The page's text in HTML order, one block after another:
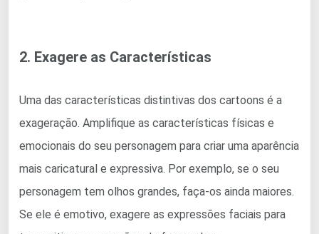
2. Exagere as Características
Uma das características distintivas dos cartoons é a
exageração. Amplifique as características físicas e
emocionais do seu personagem para criar uma aparência
mais caricatural e expressiva. Por exemplo, se o seu
personagem tem olhos grandes, faça-os ainda maiores.
Se ele é emotivo, exagere as expressões faciais para